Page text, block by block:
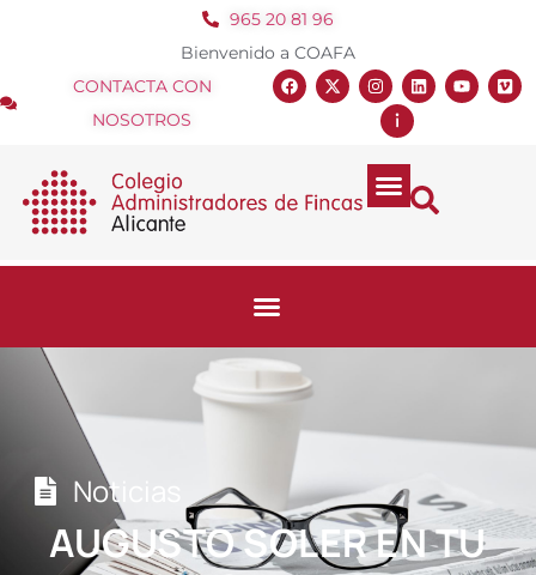
965 20 81 96
Bienvenido a COAFA
CONTACTA CON
NOSOTROS
Noticias
AUGUSTO SOLER EN TU